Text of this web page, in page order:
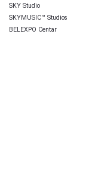
SKY Studio
SKYMUSIC™ Studios
BELEXPO Centar